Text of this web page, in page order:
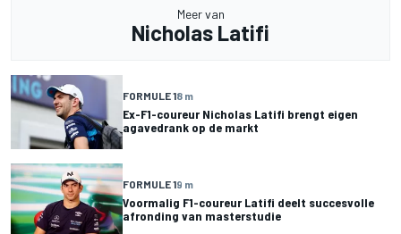
Meer van
Nicholas Latifi
FORMULE 18 m
Ex-F1-coureur Nicholas Latifi brengt eigen
agavedrank op de markt
FORMULE 19 m
Voormalig F1-coureur Latifi deelt succesvolle
afronding van masterstudie